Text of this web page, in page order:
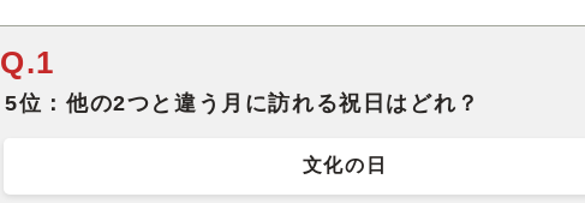
Q.1
5位：他の2つと違う月に訪れる祝日はどれ？
文化の日